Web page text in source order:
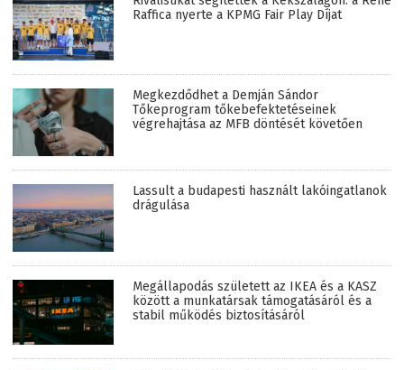
Raffica nyerte a KPMG Fair Play Díjat
Megkezdődhet a Demján Sándor
Tőkeprogram tőkebefektetéseinek
végrehajtása az MFB döntését követően
Lassult a budapesti használt lakóingatlanok
drágulása
Megállapodás született az IKEA és a KASZ
között a munkatársak támogatásáról és a
stabil működés biztosításáról